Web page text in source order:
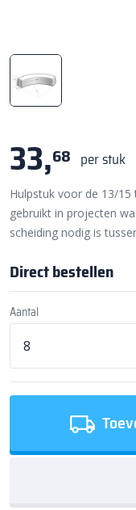
33,68 per stuk
Hulpstuk voor de 13/
gebruikt in projecten
scheiding nodig is
Direct bestellen
Aantal